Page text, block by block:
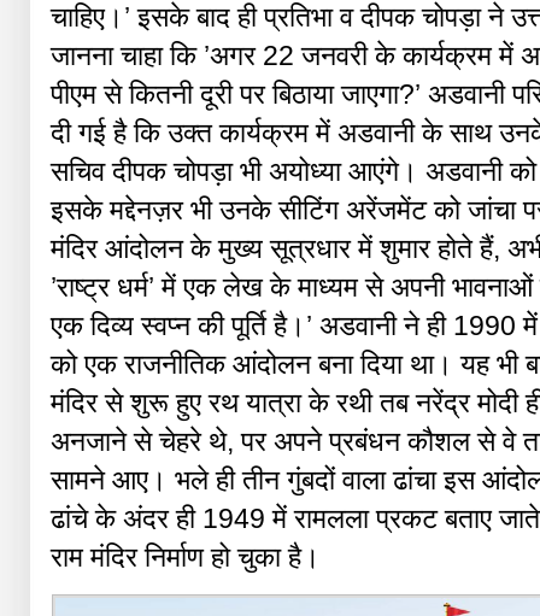
चाहिए।’ इसके बाद ही प्रतिभा व दीपक चोपड़ा
जानना चाहा कि ’अगर 22 जनवरी के कार्यक्रम में
पीएम से कितनी दूरी पर बिठाया जाएगा?’
दी गई है कि उक्त कार्यक्रम में अडवानी के साथ
सचिव दीपक चोपड़ा भी अयोध्या आएंगे। अडवानी
इसके मद्देनज़र भी उनके सीटिंग अरेंजमेंट को जांचा
मंदिर आंदोलन के मुख्य सूत्रधार में शुमार होते हैं,
’राष्ट्र धर्म’ में एक लेख के माध्यम से अपनी भावनाओं
एक दिव्य स्वप्न की पूर्ति है।’ अडवानी ने ही 1990
को एक राजनीतिक आंदोलन बना दिया था। यह भी
मंदिर से शुरू हुए रथ यात्रा के रथी तब नरेंद्र
अनजाने से चेहरे थे, पर अपने प्रबंधन कौशल से वे
सामने आए। भले ही तीन गुंबदों वाला ढांचा इस
ढांचे के अंदर ही 1949 में रामलला प्रकट बताए
राम मंदिर निर्माण हो चुका है।